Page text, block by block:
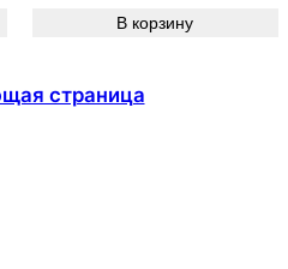
В корзину
страница